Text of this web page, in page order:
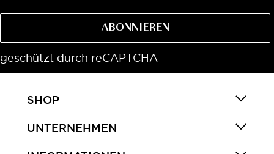
ABONNIEREN
geschützt durch reCAPTCHA
SHOP
UNTERNEHMEN